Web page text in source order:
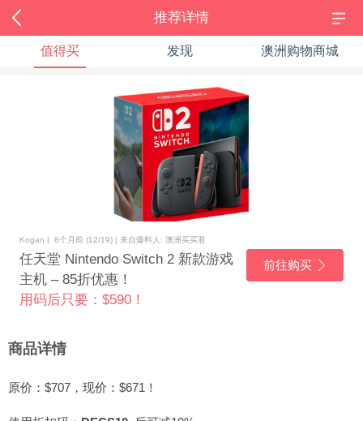
推荐详情
值得买 发现 澳洲购物商城
Kogan | 8个月前 (12/19) | 来自爆料人: 澳洲买买君
任天堂 Nintendo Switch 2 新款游戏
主机 – 85折优惠！
用码后只要：$590！
前往购买
商品详情
原价：$707，现价：$671！